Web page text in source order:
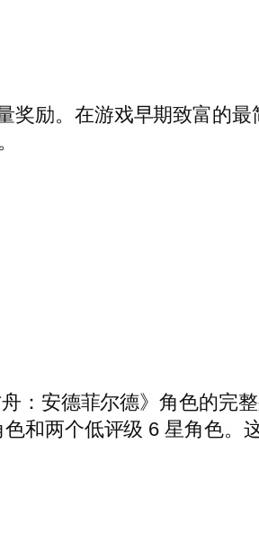
奖励。在游戏早期致富的最
：安德菲尔德》角色的完整
和两个低评级 6 星角色。